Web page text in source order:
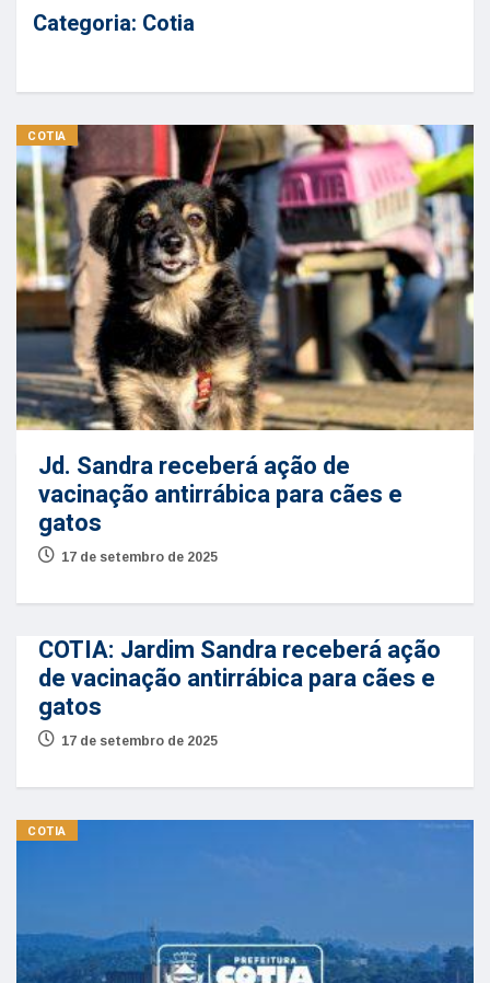
Categoria: Cotia
COTIA
Jd. Sandra receberá ação de
vacinação antirrábica para cães e
gatos
17 de setembro de 2025
COTIA: Jardim Sandra receberá ação
de vacinação antirrábica para cães e
gatos
17 de setembro de 2025
COTIA